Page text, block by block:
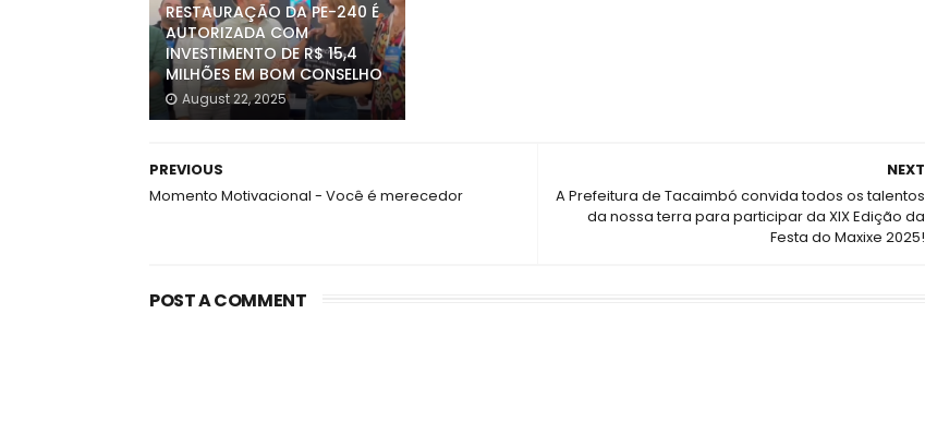
RESTAURAÇÃO DA PE-240 É
AUTORIZADA COM
INVESTIMENTO DE R$ 15,4
MILHÕES EM BOM CONSELHO
August 22, 2025
NEXT
A Prefeitura de Tacaimbó convida todos os talentos
da nossa terra para participar da XIX Edição da
Festa do Maxixe 2025!
PREVIOUS
Momento Motivacional - Você é merecedor
POST A COMMENT